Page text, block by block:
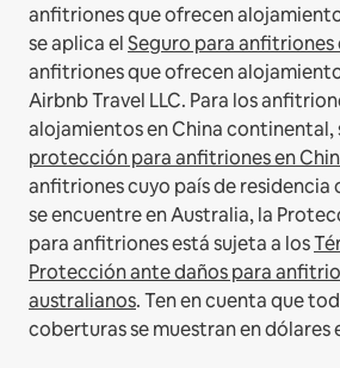
anfitriones que ofrecen
se aplica elSeguro para anfitriones
anfitriones que ofrecen
Airbnb Travel LLC. Para los
alojamientos en China continental,
protección para anfitriones en
anfitriones cuyo país de
se encuentre en Australia, la
para anfitriones está sujeta a los
Protección ante daños para
australianos. Ten en cuenta que
coberturas se muestran en dólares